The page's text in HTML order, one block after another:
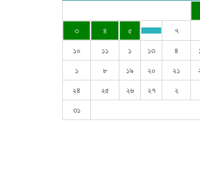
৩
৪ ৫ ৭
১০
১১ ১ ১৩ ৪
১
৮ ১৯ ২০ ২১
২৪
২৫ ২৬ ২৭ ২
৩১